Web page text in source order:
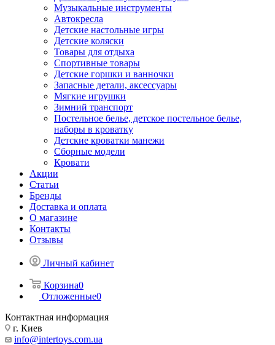
Музыкальные инструменты
Автокресла
Детские настольные игры
Детские коляски
Товары для отдыха
Спортивные товары
Детские горшки и ванночки
Запасные детали, аксессуары
Мягкие игрушки
Зимний транспорт
Постельное белье, детское постельное белье,
наборы в кроватку
Детские кроватки манежи
Сборные модели
Кровати
Акции
Статьи
Бренды
Доставка и оплата
О магазине
Контакты
Отзывы
Личный кабинет
Корзина0
Отложенные0
Контактная информация
г. Киев
info@intertoys.com.ua